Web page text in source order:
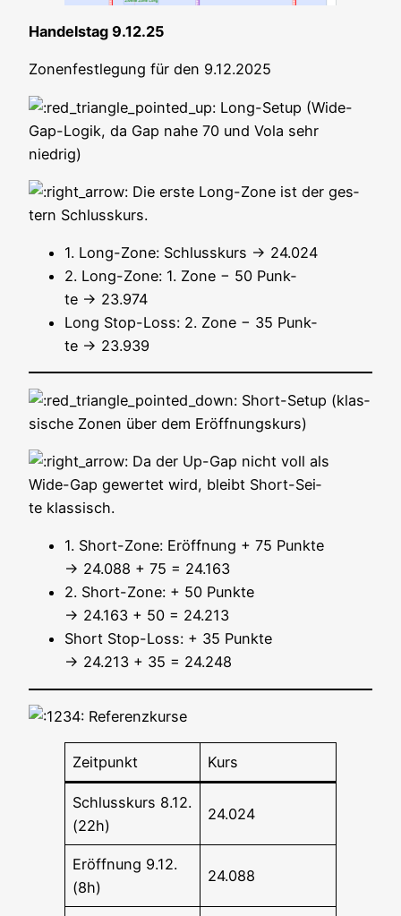
Han­dels­tag 9.12.25
Zonen­fest­le­gung für den 9.12.2025
Long-Set­up (Wide-
Gap-Logik, da Gap nahe 70 und Vola sehr
niedrig)
Die ers­te Long-Zone ist der ges­
tern Schlusskurs.
1. Long-Zone: Schluss­kurs → 24.024
2. Long-Zone: 1. Zone − 50 Punk­
te → 23.974
Long Stop-Loss: 2. Zone − 35 Punk­
te → 23.939
Short-Set­up (klas­
si­sche Zonen über dem Eröffnungskurs)
Da der Up-Gap nicht voll als
Wide-Gap gewer­tet wird, bleibt Short-Sei­
te klassisch.
1. Short-Zone: Eröff­nung + 75 Punk­te
→ 24.088 + 75 = 24.163
2. Short-Zone: + 50 Punk­te
→ 24.163 + 50 = 24.213
Short Stop-Loss: + 35 Punk­te
→ 24.213 + 35 = 24.248
Referenzkurse
Zeit­punkt Kurs
Schluss­kurs 8.12.
(22h)
24.024
Eröff­nung 9.12.
(8h)
24.088